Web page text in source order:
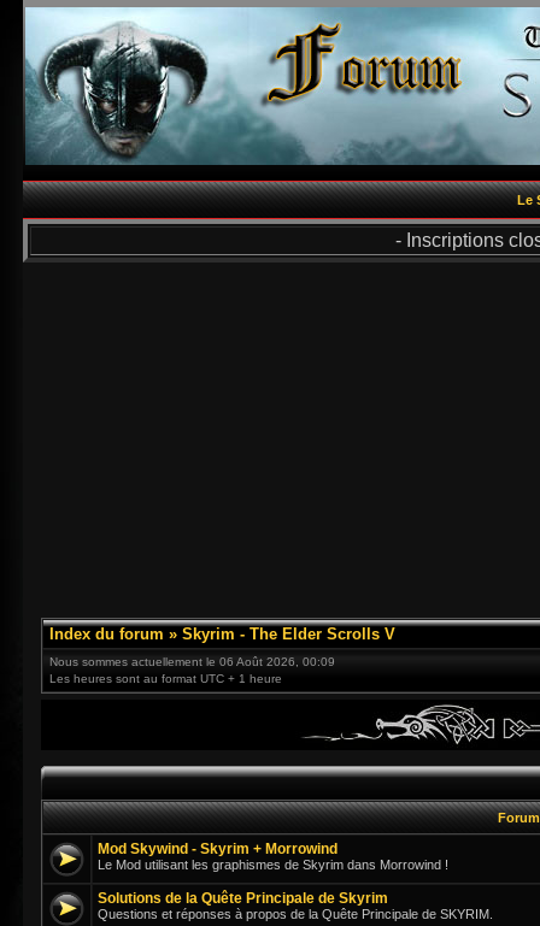
Le
- Inscriptions
Index du forum » Skyrim - The Elder Scrolls V
Nous sommes actuellement le 06 Août 2026, 00:09
Les heures sont au format UTC + 1 heure
Mod Skywind - Skyrim + Morrowind
Le Mod utilisant les graphismes de Skyrim dans Morrowind !
Solutions de la Quête Principale de Skyrim
Questions et réponses à propos de la Quête Principale de SKYRIM.